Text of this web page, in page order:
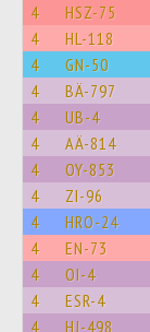
4 HSZ-75
4 HL-118
4 GN-50
4 BÄ-797
4 UB-4
4 AÄ-814
4 OY-853
4 ZI-96
4 HRO-24
4 EN-73
4 OI-4
4 ESR-4
4 HJ-498